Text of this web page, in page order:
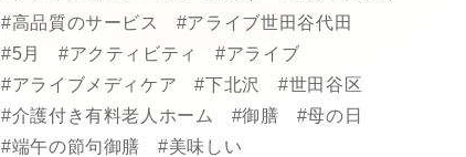
#高品質のサービス
#アライブ世田谷代田
#5月
#アクティビティ
#アライブ
#アライブメディケア
#下北沢
#世田谷区
#介護付き有料老人ホーム
#御膳
#母の日
#端午の節句御膳
#美味しい